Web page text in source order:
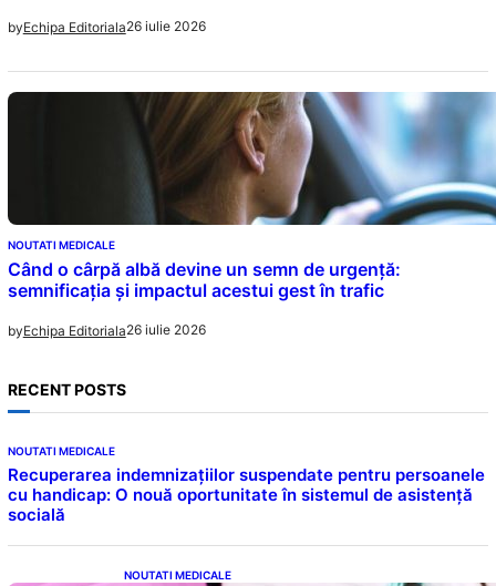
byEchipa Editoriala26 iulie 2026
NOUTATI MEDICALE
Când o cârpă albă devine un semn de urgență:
semnificația și impactul acestui gest în trafic
byEchipa Editoriala26 iulie 2026
RECENT POSTS
NOUTATI MEDICALE
Recuperarea indemnizațiilor suspendate pentru persoanele
cu handicap: O nouă oportunitate în sistemul de asistență
socială
NOUTATI MEDICALE